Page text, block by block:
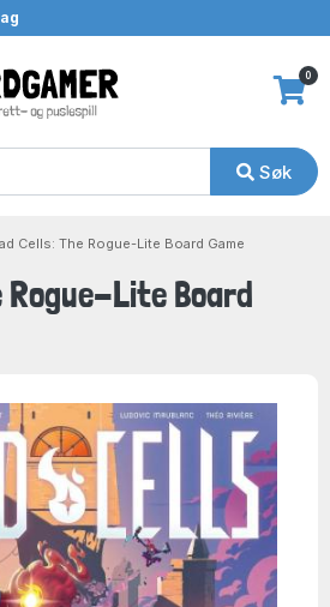
Søk
0
Cells: The Rogue-Lite Board Game
Rogue-Lite Board